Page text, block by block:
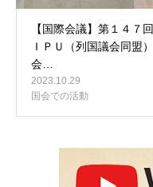
【国際会議】第１４７回
ＩＰＵ（列国議会同盟）
会…
2023.10.29
国会での活動